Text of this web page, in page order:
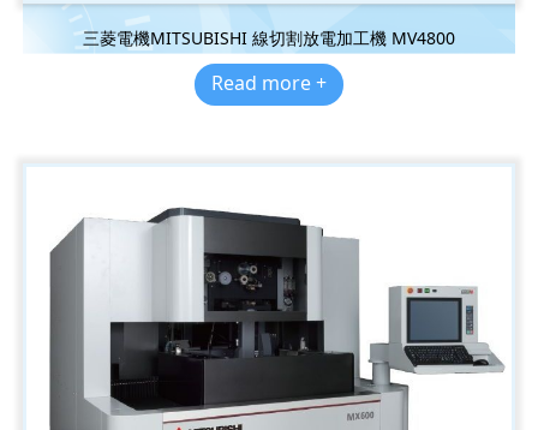
三菱電機MITSUBISHI 線切割放電加工機 MV4800
Read more +